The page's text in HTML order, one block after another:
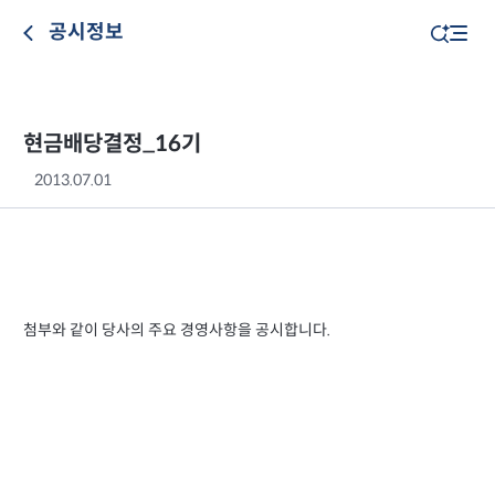
공시정보
현금배당결정_16기
2013.07.01
첨부와 같이 당사의 주요 경영사항을 공시합니다.